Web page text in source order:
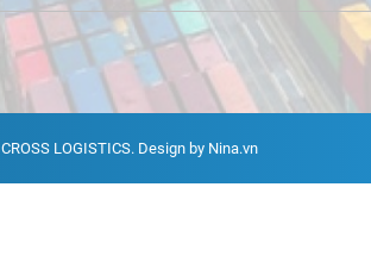
CROSS LOGISTICS. Design by Nina.vn